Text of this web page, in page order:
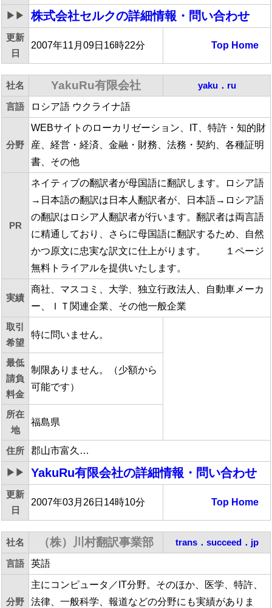
▶▶ 株式会社セルクの詳細情報・問い合わせ
更新
日
2007年11月09日16時22分 Top Home
社名 YakuRu有限会社 yaku．ru
言語 ロシア語 ウクライナ語
分野
WEBサイトのローカリゼーション、IT、特許・知的財
産、経営・経済、金融・財務、法務・契約、各種証明
書、その他
PR
ネイティブの翻訳者が母国語に翻訳します。ロシア語
→日本語の翻訳は日本人翻訳者が、日本語→ロシア語
の翻訳はロシア人翻訳者が行います。翻訳者は両言語
に精通しており、さらに母国語に翻訳するため、自然
かつ原文に忠実な訳文に仕上がります。 １ページ
無料トライアルを提供いたします。
実績
商社、マスコミ、大学、独立行政法人、自動車メーカ
ー、ＩＴ関連企業、その他一般企業
取引
希望
特に問いません。
最低
請負
料金
制限ありません。（少額から
可能です）
所在
地
福島県
住所 郡山市富久…
▶▶ YakuRu有限会社の詳細情報・問い合わせ
更新
日
2007年03月26日14時10分 Top Home
社名 （株）川村翻訳事業部 trans．succeed．jp
言語 英語
分野
主にコンピュータ／IT分野。そのほか、医学、特許、
法律、一般科学、報道などの分野にも実績がありま